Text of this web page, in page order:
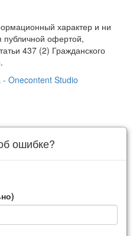
характер и ни
публичной офертой,
437 (2) Гражданского
Onecontent Studio
ошибке?